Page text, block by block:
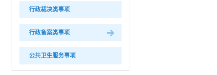
行政裁决类事项
行政备案类事项
公共卫生服务事项